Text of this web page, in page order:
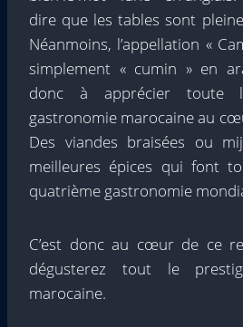
dire que les tables sont
Néanmoins, l’appellation «
simplement « cumin » en
donc à apprécier toute
gastronomie marocaine au
Des viandes braisées ou
meilleures épices qui font
quatrième gastronomie
C’est donc au cœur de ce
dégusterez tout le
marocaine.